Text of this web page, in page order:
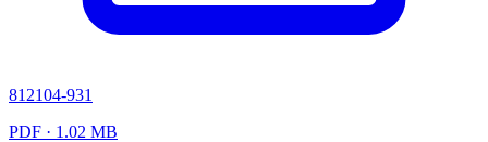
812104-931
PDF · 1.02 MB